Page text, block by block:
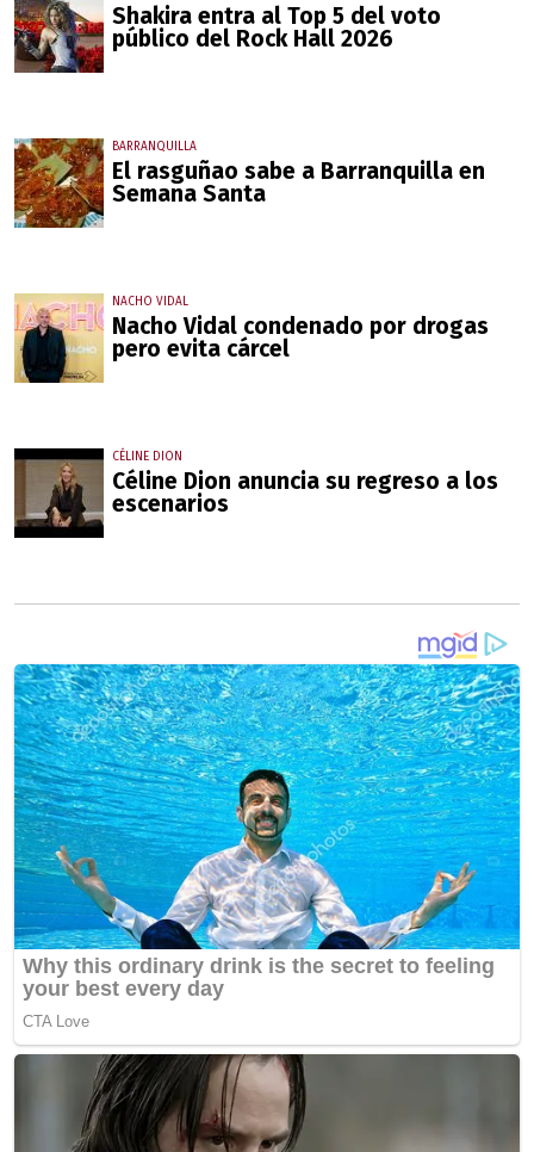
Shakira entra al Top 5 del voto
público del Rock Hall 2026
BARRANQUILLA
El rasguñao sabe a Barranquilla en
Semana Santa
NACHO VIDAL
Nacho Vidal condenado por drogas
pero evita cárcel
CÉLINE DION
Céline Dion anuncia su regreso a los
escenarios